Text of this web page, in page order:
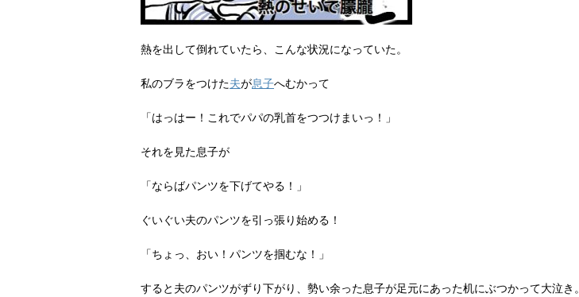
熱を出して倒れていたら、こんな状況になっていた。
私のブラをつけた夫が息子へむかって
「はっはー！これでパパの乳首をつつけまいっ！」
それを見た息子が
「ならばパンツを下げてやる！」
ぐいぐい夫のパンツを引っ張り始める！
「ちょっ、おい！パンツを掴むな！」
すると夫のパンツがずり下がり、勢い余った息子が足元にあった机にぶつかって大泣き。